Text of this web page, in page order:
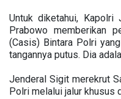
Untuk diketahui,
Prabowo memberikan
(Casis) Bintara Polri
tangannya putus. Dia
Jenderal Sigit merekrut
Polri melalui jalur khusus